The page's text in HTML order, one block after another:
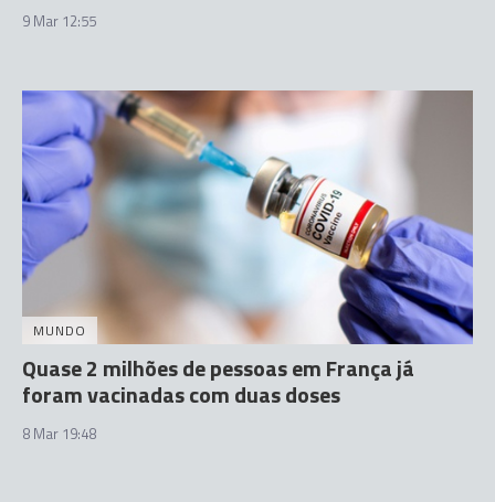
9 Mar 12:55
MUNDO
Quase 2 milhões de pessoas em França já
foram vacinadas com duas doses
8 Mar 19:48